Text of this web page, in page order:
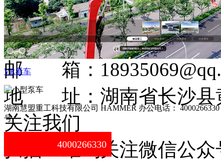
VR看车
湖南慧盟重工科技有限公司 HAMMER 办公电话：
号
4000266330
人力资源
联系我们
办公电话：4000266330
邮 箱：
地 址：湖南省长沙县
关注我们
扫描二维码关注微信公众